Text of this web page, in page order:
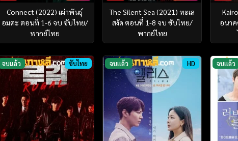
Connect (2022) เผ่าพันธุ์
อมตะ ตอนที่ 1-6 จบ ซับไทย/
พากย์ไทย
The Silent Sea (2021) ทะเล
สงัด ตอนที่ 1-8 จบ ซับไทย/
พากย์ไทย
อนา
จบแล้ว ซับไทย จบแล้ว HD จบแล้ว